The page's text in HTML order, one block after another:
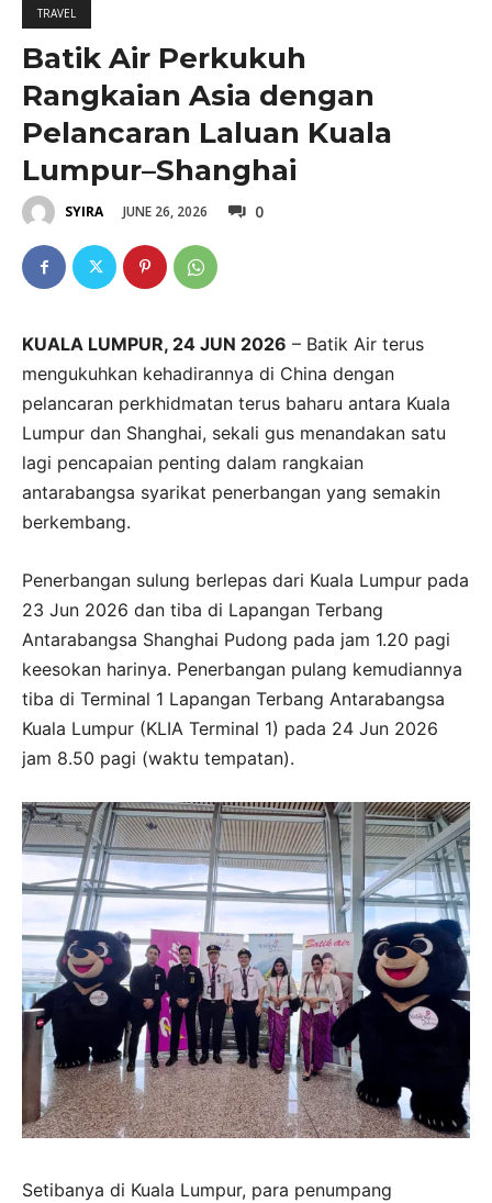
TRAVEL
Batik Air Perkukuh
Rangkaian Asia dengan
Pelancaran Laluan Kuala
Lumpur–Shanghai
SYIRA JUNE 26, 2026 0
KUALA LUMPUR, 24 JUN 2026 – Batik Air terus
mengukuhkan kehadirannya di China dengan
pelancaran perkhidmatan terus baharu antara Kuala
Lumpur dan Shanghai, sekali gus menandakan satu
lagi pencapaian penting dalam rangkaian
antarabangsa syarikat penerbangan yang semakin
berkembang.
Penerbangan sulung berlepas dari Kuala Lumpur pada
23 Jun 2026 dan tiba di Lapangan Terbang
Antarabangsa Shanghai Pudong pada jam 1.20 pagi
keesokan harinya. Penerbangan pulang kemudiannya
tiba di Terminal 1 Lapangan Terbang Antarabangsa
Kuala Lumpur (KLIA Terminal 1) pada 24 Jun 2026
jam 8.50 pagi (waktu tempatan).
Setibanya di Kuala Lumpur, para penumpang